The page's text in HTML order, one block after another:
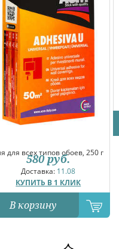
для всех типов обоев, 250 г
Доставка: 11.08
КУПИТЬ В 1 КЛИК
580 руб.
В корзину